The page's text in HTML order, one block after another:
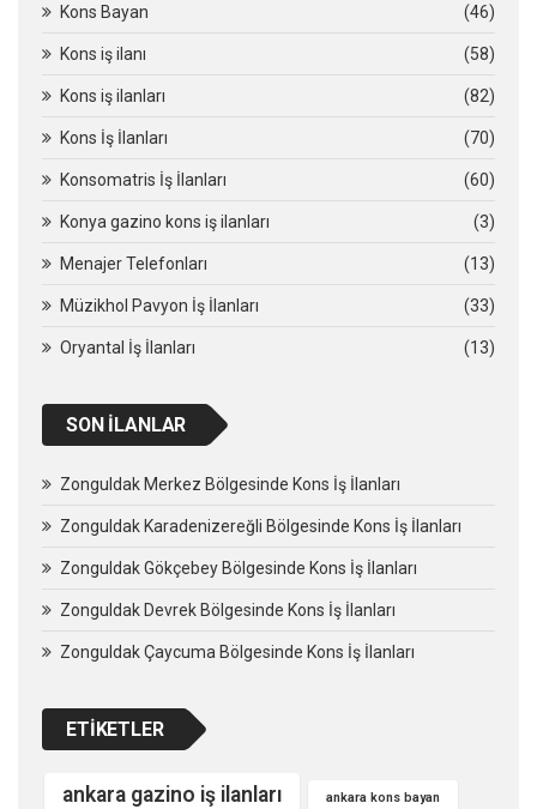
Kons Bayan (46)
Kons iş ilanı (58)
Kons iş ilanları (82)
Kons İş İlanları (70)
Konsomatris İş İlanları (60)
Konya gazino kons iş ilanları (3)
Menajer Telefonları (13)
Müzikhol Pavyon İş İlanları (33)
Oryantal İş İlanları (13)
SON İLANLAR
Zonguldak Merkez Bölgesinde Kons İş İlanları
Zonguldak Karadenizereğli Bölgesinde Kons İş İlanları
Zonguldak Gökçebey Bölgesinde Kons İş İlanları
Zonguldak Devrek Bölgesinde Kons İş İlanları
Zonguldak Çaycuma Bölgesinde Kons İş İlanları
ETIKETLER
ankara gazino iş ilanları ankara kons bayan